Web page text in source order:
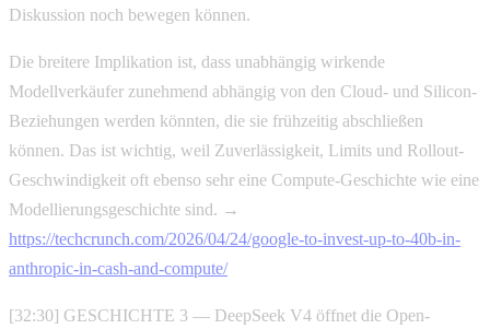
Diskussion noch bewegen können.
Die breitere Implikation ist, dass unabhängig wirkende
Modellverkäufer zunehmend abhängig von den Cloud- und Silicon-
Beziehungen werden könnten, die sie frühzeitig abschließen
können. Das ist wichtig, weil Zuverlässigkeit, Limits und Rollout-
Geschwindigkeit oft ebenso sehr eine Compute-Geschichte wie eine
Modellierungsgeschichte sind. →
https://techcrunch.com/2026/04/24/google-to-invest-up-to-40b-in-
anthropic-in-cash-and-compute/
[32:30] GESCHICHTE 3 — DeepSeek V4 öffnet die Open-